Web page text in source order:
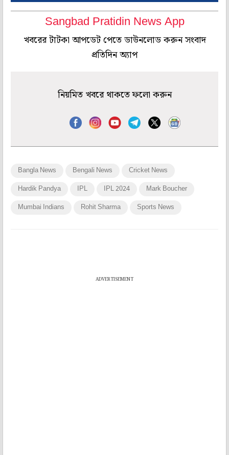
Sangbad Pratidin News App
খবরের টাটকা আপডেট পেতে ডাউনলোড করুন সংবাদ
প্রতিদিন অ্যাপ
নিয়মিত খবরে থাকতে ফলো করুন
Bangla News Bengali News Cricket News
Hardik Pandya IPL IPL 2024 Mark Boucher
Mumbai Indians Rohit Sharma Sports News
ADVERTISEMENT